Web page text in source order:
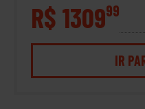
R$ 130999
IR